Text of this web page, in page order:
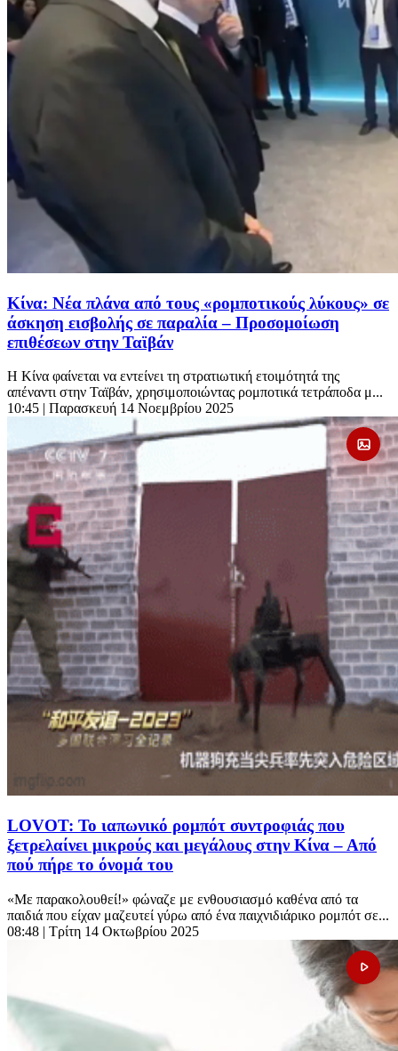
Κίνα: Νέα πλάνα από τους «ρομποτικούς λύκους» σε
άσκηση εισβολής σε παραλία – Προσομοίωση
επιθέσεων στην Ταϊβάν
Η Κίνα φαίνεται να εντείνει τη στρατιωτική ετοιμότητά της
απέναντι στην Ταϊβάν, χρησιμοποιώντας ρομποτικά τετράποδα μ...
10:45 | Παρασκευή 14 Νοεμβρίου 2025
LOVOT: Το ιαπωνικό ρομπότ συντροφιάς που
ξετρελαίνει μικρούς και μεγάλους στην Κίνα – Από
πού πήρε το όνομά του
«Με παρακολουθεί!» φώναζε με ενθουσιασμό καθένα από τα
παιδιά που είχαν μαζευτεί γύρω από ένα παιχνιδιάρικο ρομπότ σε...
08:48 | Τρίτη 14 Οκτωβρίου 2025